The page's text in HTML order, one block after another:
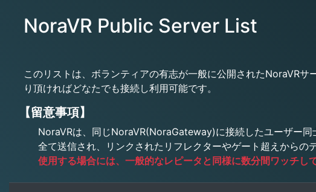
NoraVR Public Server List
このリストは、ボランティアの有志が一般に公開されたNoraVR
り頂ければどなたでも接続し利用可能です。
【留意事項】
NoraVRは、同じNoraVR(NoraGateway)に接続したユーザー
全て送信され、リンクされたリフレクターやゲート超えからの
使用する場合には、一般的なレピータと同様に数分間ワッチし